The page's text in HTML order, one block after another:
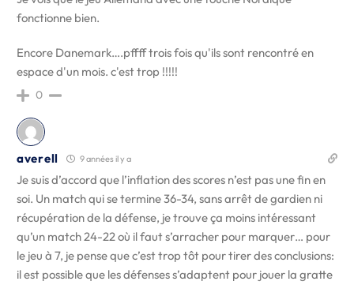
fonctionne bien.
Encore Danemark….pffff trois fois qu'ils sont rencontré en
espace d'un mois. c'est trop !!!!!
0
averell 9 années il y a
Je suis d’accord que l’inflation des scores n’est pas une fin en
soi. Un match qui se termine 36-34, sans arrêt de gardien ni
récupération de la défense, je trouve ça moins intéressant
qu’un match 24-22 où il faut s’arracher pour marquer… pour
le jeu à 7, je pense que c’est trop tôt pour tirer des conclusions:
il est possible que les défenses s’adaptent pour jouer la gratte